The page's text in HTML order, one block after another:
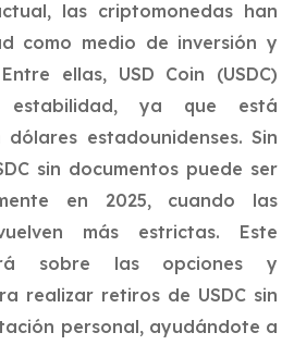
las criptomonedas han
como medio de inversión y
ellas, USD Coin (USDC)
ya que está
estadounidenses. Sin
sin documentos puede ser
en 2025, cuando las
más estrictas. Este
sobre las opciones y
realizar retiros de USDC sin
personal, ayudándote a